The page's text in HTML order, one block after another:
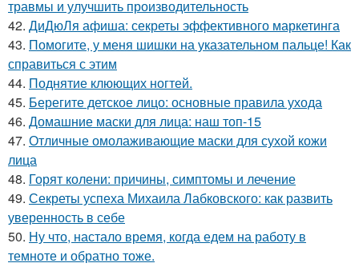
травмы и улучшить производительность
42. ДиДюЛя афиша: секреты эффективного маркетинга
43. Помогите, у меня шишки на указательном пальце! Как
справиться с этим
44. Поднятие клюющих ногтей.
45. Берегите детское лицо: основные правила ухода
46. Домашние маски для лица: наш топ-15
47. Отличные омолаживающие маски для сухой кожи
лица
48. Горят колени: причины, симптомы и лечение
49. Секреты успеха Михаила Лабковского: как развить
уверенность в себе
50. Ну что, настало время, когда едем на работу в
темноте и обратно тоже.